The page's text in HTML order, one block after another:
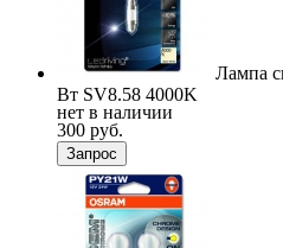
Лампа
Вт SV8.58 4000K
нет в наличии
300 руб.
Запрос